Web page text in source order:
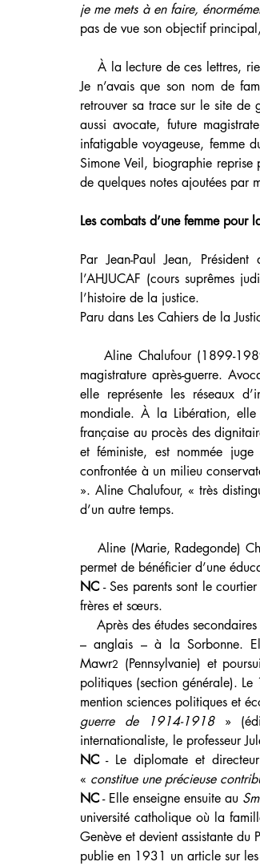
je me mets à en faire,
pas de vue son objectif
À la lecture de ces lettres,
Je n’avais que son nom de
retrouver sa trace sur le site de
aussi avocate, future
infatigable voyageuse, femme
Simone Veil, biographie reprise
de quelques notes ajoutées par
Les combats d’une femme
Par Jean-Paul Jean,
l’AHJUCAF (cours suprêmes
l’histoire de la justice.
Paru dans Les Cahiers de la
Aline Chalufour (1899-
magistrature après-guerre.
elle représente les réseaux
mondiale. À la Libération, elle
française au procès des
et féministe, est nommée
confrontée à un milieu
». Aline Chalufour, « très
d’un autre temps.
Aline (Marie, Radegonde)
permet de bénéficier d’une
NC - Ses parents sont le
frères et sœurs.
Après des études
– anglais – à la Sorbonne.
Mawr2 (Pennsylvanie) et
politiques (section générale).
mention sciences politiques et
guerre de 1914-1918 »
internationaliste, le professeur
NC - Le diplomate et
« constitue une précieuse
NC - Elle enseigne ensuite au
université catholique où la
Genève et devient assistante
publie en 1931 un article sur